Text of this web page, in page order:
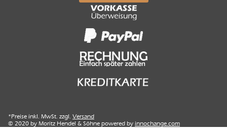
*Preise inkl. MwSt. zzgl. Versand
© 2020 by Moritz Hendel & Söhne powered by innochange.com